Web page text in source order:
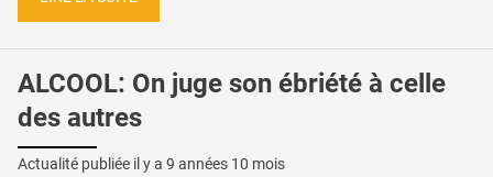
ALCOOL: On juge son ébriété à celle
des autres
Actualité publiée il y a 9 années 10 mois